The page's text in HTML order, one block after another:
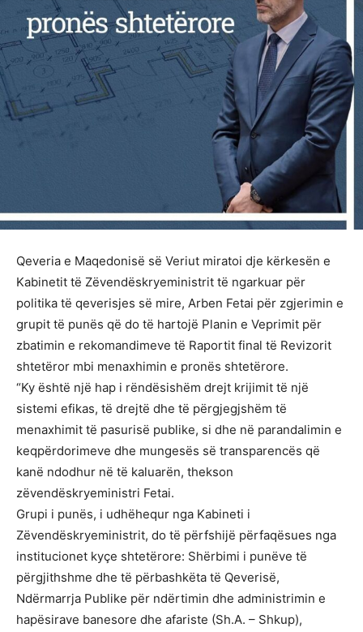
Qeveria e Maqedonisë së Veriut miratoi dje kërkesën e
Kabinetit të Zëvendëskryeministrit të ngarkuar për
politika të qeverisjes së mire, Arben Fetai për zgjerimin e
grupit të punës që do të hartojë Planin e Veprimit për
zbatimin e rekomandimeve të Raportit final të Revizorit
shtetëror mbi menaxhimin e pronës shtetërore.
“Ky është një hap i rëndësishëm drejt krijimit të një
sistemi efikas, të drejtë dhe të përgjegjshëm të
menaxhimit të pasurisë publike, si dhe në parandalimin e
keqpërdorimeve dhe mungesës së transparencës që
kanë ndodhur në të kaluarën, thekson
zëvendëskryeministri Fetai.
Grupi i punës, i udhëhequr nga Kabineti i
Zëvendëskryeministrit, do të përfshijë përfaqësues nga
institucionet kyçe shtetërore: Shërbimi i punëve të
përgjithshme dhe të përbashkëta të Qeverisë,
Ndërmarrja Publike për ndërtimin dhe administrimin e
hapësirave banesore dhe afariste (Sh.A. – Shkup),